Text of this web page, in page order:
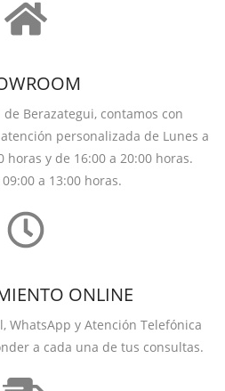
Berazategui, contamos con
personalizada de Lunes a
horas y de 16:00 a 20:00 horas.
a 13:00 horas.
ONLINE
WhatsApp y Atención Telefónica
a cada una de tus consultas.